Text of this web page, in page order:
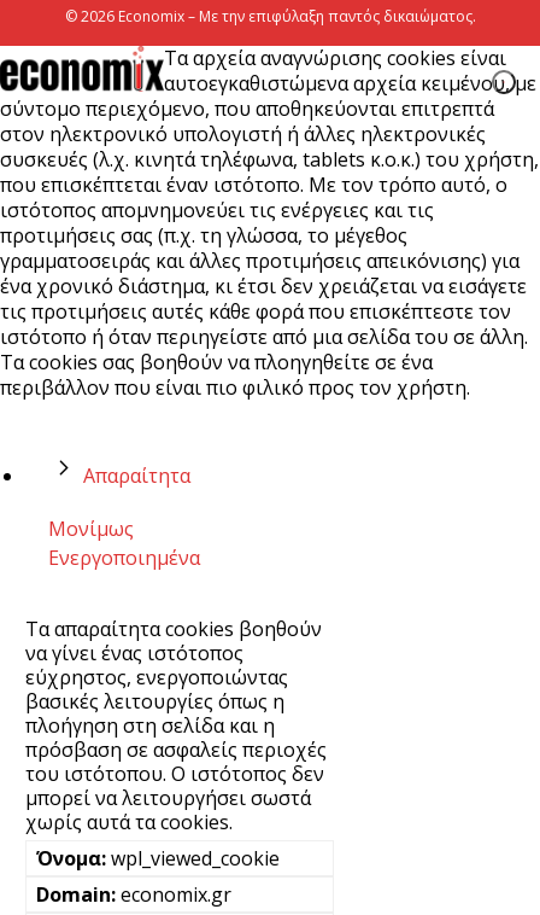
© 2026 Economix – Με την επιφύλαξη παντός δικαιώματος.
Τα αρχεία αναγνώρισης cookies είναι
αυτοεγκαθιστώμενα αρχεία κειμένου, με
σύντομο περιεχόμενο, που αποθηκεύονται επιτρεπτά
στον ηλεκτρονικό υπολογιστή ή άλλες ηλεκτρονικές
συσκευές (λ.χ. κινητά τηλέφωνα, tablets κ.ο.κ.) του χρήστη,
που επισκέπτεται έναν ιστότοπο. Με τον τρόπο αυτό, ο
ιστότοπος απομνημονεύει τις ενέργειες και τις
προτιμήσεις σας (π.χ. τη γλώσσα, το μέγεθος
γραμματοσειράς και άλλες προτιμήσεις απεικόνισης) για
ένα χρονικό διάστημα, κι έτσι δεν χρειάζεται να εισάγετε
τις προτιμήσεις αυτές κάθε φορά που επισκέπτεστε τον
ιστότοπο ή όταν περιηγείστε από μια σελίδα του σε άλλη.
Τα cookies σας βοηθούν να πλοηγηθείτε σε ένα
περιβάλλον που είναι πιο φιλικό προς τον χρήστη.
Απαραίτητα
Μονίμως
Ενεργοποιημένα
Τα απαραίτητα cookies βοηθούν
να γίνει ένας ιστότοπος
εύχρηστος, ενεργοποιώντας
βασικές λειτουργίες όπως η
πλοήγηση στη σελίδα και η
πρόσβαση σε ασφαλείς περιοχές
του ιστότοπου. Ο ιστότοπος δεν
μπορεί να λειτουργήσει σωστά
χωρίς αυτά τα cookies.
wpl_viewed_cookie
economix.gr